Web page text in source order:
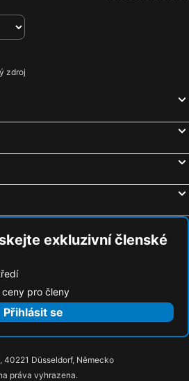
zdroj
exkluzivní členské
pro členy
Přihlásit se
40221 Düsseldorf, Německo
práva vyhrazena.